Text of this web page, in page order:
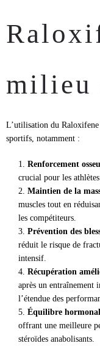
milieu
L’utilisation du
sportifs, notamment :
Renforcement
crucial pour les
Maintien de la
muscles tout en
les compétiteurs.
Prévention des
réduit le risque de
intensif.
Récupération
après un entraînement
l’étendue des
Équilibre
offrant une meilleure
stéroïdes anabolisants.